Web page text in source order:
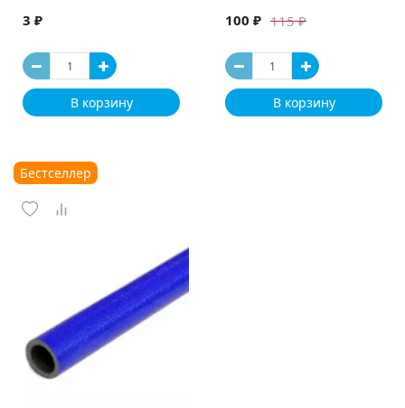
3 ₽
В корзину
115 ₽
100 ₽
В корзину
Бестселлер